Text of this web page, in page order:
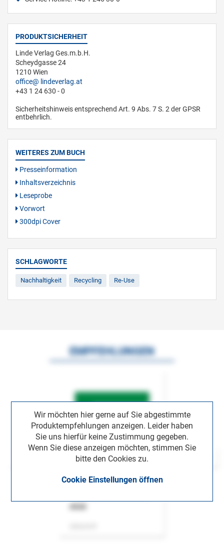
PRODUKTSICHERHEIT
Linde Verlag Ges.m.b.H.
Scheydgasse 24
1210 Wien
office
lindeverlag.at
+43 1 24 630 - 0
Sicherheitshinweis entsprechend Art. 9 Abs. 7 S. 2 der GPSR
entbehrlich.
WEITERES ZUM BUCH
Presseinformation
Inhaltsverzeichnis
Leseprobe
Vorwort
300dpi Cover
SCHLAGWORTE
Nachhaltigkeit Recycling Re-Use
Wir möchten hier gerne auf Sie abgestimmte
Produktempfehlungen anzeigen. Leider haben
Sie uns hierfür keine Zustimmung gegeben.
Wenn Sie diese anzeigen möchten, stimmen Sie
bitte den Cookies zu.
Cookie Einstellungen öffnen
EMPFEHLUNGEN